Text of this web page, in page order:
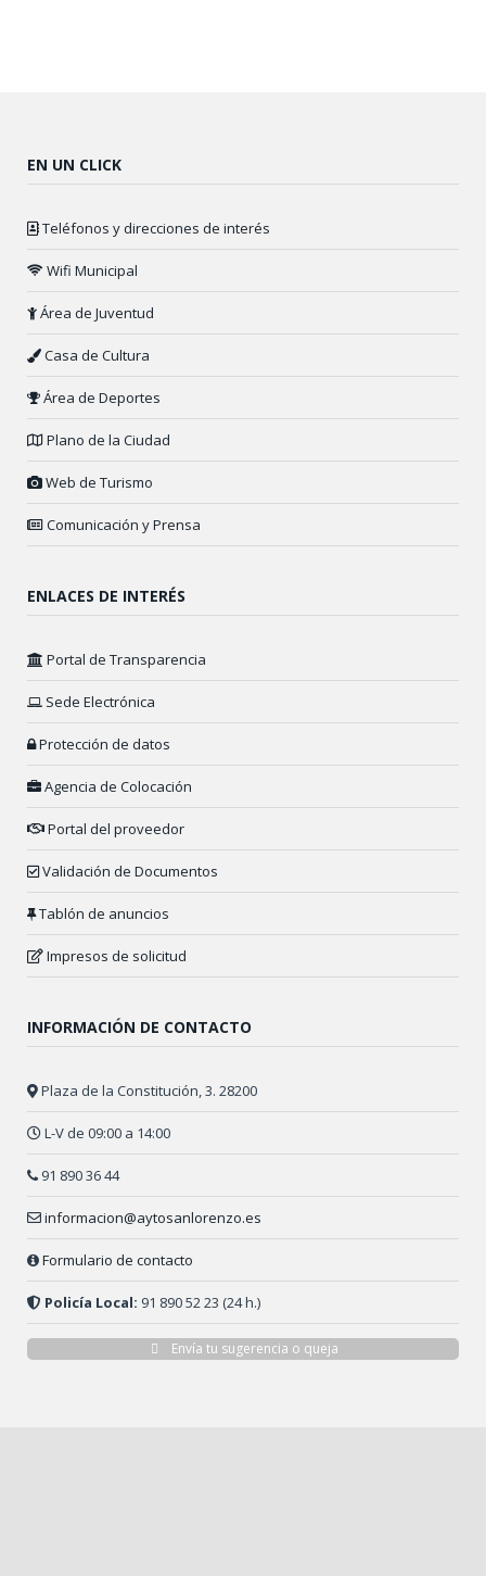
EN UN CLICK
Teléfonos y direcciones de interés
Wifi Municipal
Área de Juventud
Casa de Cultura
Área de Deportes
Plano de la Ciudad
Web de Turismo
Comunicación y Prensa
ENLACES DE INTERÉS
Portal de Transparencia
Sede Electrónica
Protección de datos
Agencia de Colocación
Portal del proveedor
Validación de Documentos
Tablón de anuncios
Impresos de solicitud
INFORMACIÓN DE CONTACTO
Plaza de la Constitución, 3. 28200
L-V de 09:00 a 14:00
91 890 36 44
informacion@aytosanlorenzo.es
Formulario de contacto
Policía Local: 91 890 52 23 (24 h.)
Envía tu sugerencia o queja